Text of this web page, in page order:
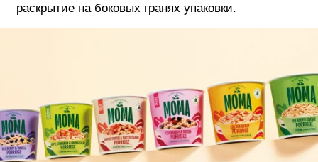
раскрытие на боковых гранях упаковки.